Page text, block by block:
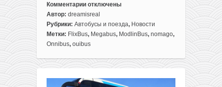
Комментарии
к
записи
Почти
бесплатно:
по
Великобритании
отключены
Автор: dreamisreal
Рубрики: Автобусы и поезда, Новости
Метки: FlixBus, Megabus, ModlinBus, nomago,
Onnibus, ouibus